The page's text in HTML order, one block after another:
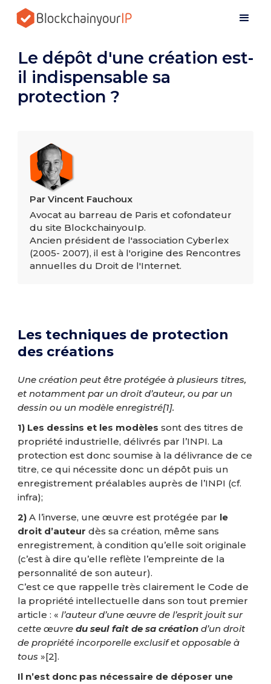
Le dépôt d'une création est-
il indispensable sa
protection ?
Par Vincent Fauchoux
Avocat au barreau de Paris et cofondateur
du site BlockchainyouIp.
Ancien président de l'association Cyberlex
(2005- 2007), il est à l'origine des Rencontres
annuelles du Droit de l'Internet.
Les techniques de protection
des créations
Une création peut être protégée à plusieurs titres,
et notamment par un droit d’auteur, ou par un
dessin ou un modèle enregistré[1].
1) Les dessins et les modèles sont des titres de
propriété industrielle, délivrés par l’INPI. La
protection est donc soumise à la délivrance de ce
titre, ce qui nécessite donc un dépôt puis un
enregistrement préalables auprès de l’INPI (cf.
infra);
2)A l’inverse, une œuvre est protégée par le
droit d’auteur dès sa création, même sans
enregistrement, à condition qu’elle soit originale
(c’est à dire qu’elle reflète l’empreinte de la
personnalité de son auteur).
C’est ce que rappelle très clairement le Code de
la propriété intellectuelle dans son tout premier
article : « l’auteur d’une œuvre de l’esprit jouit sur
cette œuvre du seul fait de sa création d’un droit
de propriété incorporelle exclusif et opposable à
tous »[2].
Il n’est donc pas nécessaire de déposer une